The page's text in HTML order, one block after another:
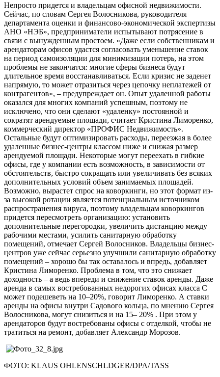
Непросто придется и владельцам офисной недвижимости.
Сейчас, по словам Сергея Волосникова, руководителя
департамента оценки и финансово-экономической экспертизы
АНО «НЭБ», предприниматели испытывают потрясение в
связи с вынужденным простоем. «Даже если собственникам и
арендаторам офисов удастся согласовать уменьшение ставок
на период самоизоляции для минимизации потерь, на этом
проблемы не закончатся: многие сферы бизнеса будут
длительное время восстанавливаться. Если кризис не заденет
напрямую, то может отразиться через цепочку неплатежей от
контрагентов», – предупреждает он. Опыт удаленной работы
оказался для многих компаний успешным, поэтому не
исключено, что они сделают «удаленку» постоянной и
сократят арендуемые площади, считает Кристина Лиморенко,
коммерческий директор «ПРОФИС Недвижимость».
Остальные будут оптимизировать расходы, переезжая в более
удаленные бизнес-центры классом ниже и снижая размер
арендуемой площади. Некоторые могут переехать в гибкие
офисы, где у компании есть возможность, в зависимости от
обстоятельств, быстро сокращать или увеличивать без всяких
дополнительных условий объем занимаемых площадей.
Возможно, вырастет спрос на коворкинги, но этот формат из-
за высокой ротации является потенциальным источником
распространения вируса, поэтому владельцам коворкингов
придется пересмотреть организацию: установить
дополнительные перегородки, увеличить дистанцию между
рабочими местами, усилить санитарную обработку
помещений, отмечает Сергей Волосников. Владельцы бизнес-
центров уже сейчас серьезно улучшили санитарную обработку
помещений – хорошо бы так оставалось и впредь, добавляет
Кристина Лиморенко. Проблема в том, что это снижает
доходность – а ведь впереди и снижение ставок аренды. Даже
аренда в самых востребованных недорогих офисах класса С
может подешеветь на 10–20%, говорит Лиморенко. А ставки
аренды на офисы внутри Садового кольца, по мнению Сергея
Волосникова, могут снизиться и на 15– 20% . При этом у
арендаторов будут востребованы офисы с отделкой, чтобы не
тратиться на ремонт, добавляет Александр Морозов.
ФОТО: KLAUS OHLENSCHLDGER/DPA/TASS